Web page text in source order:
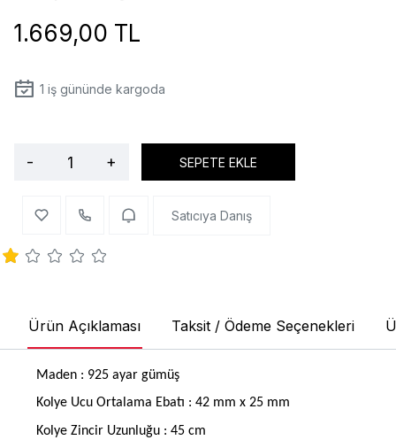
1.669,00 TL
1 iş gününde kargoda
- + SEPETE EKLE
Satıcıya Danış
Ürün Açıklaması Taksit / Ödeme Seçenekleri
Maden : 925 ayar gümüş
Kolye Ucu Ortalama Ebatı : 42 mm x 25 mm
Kolye Zincir Uzunluğu : 45 cm